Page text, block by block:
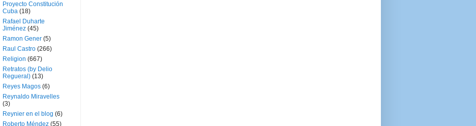
Proyecto Constitución
Cuba (18)
Rafael Duharte
Jiménez (45)
Ramon Gener (5)
Raul Castro (266)
Religion (667)
Retratos (by Delio
Regueral) (13)
Reyes Magos (6)
Reynaldo Miravelles
(3)
Reynier en el blog (6)
Roberto Méndez (55)